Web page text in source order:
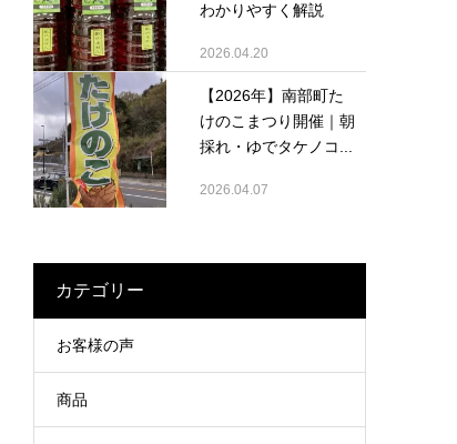
わかりやすく解説
2026.04.20
【2026年】南部町た
けのこまつり開催｜朝
採れ・ゆでタケノコ...
2026.04.07
カテゴリー
お客様の声
商品